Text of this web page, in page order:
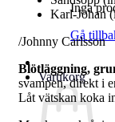
Inga
Gå
Varukorg
Karl-Johan
/Johnny Carlsson
Blötläggning,
svampen, direkt i
Låt vätskan koka